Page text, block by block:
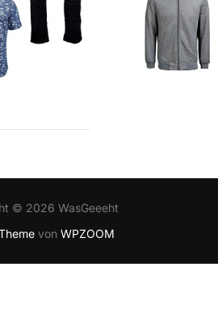
© 2026 WasGeeeht
von WPZOOM